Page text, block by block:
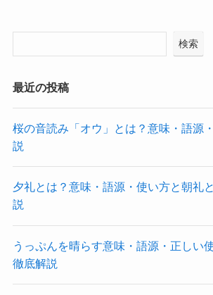
検索
最近の投稿
桜の音読み「オウ」とは？意味・語源
説
夕礼とは？意味・語源・使い方と朝礼
説
うっぷんを晴らす意味・語源・正しい
徹底解説